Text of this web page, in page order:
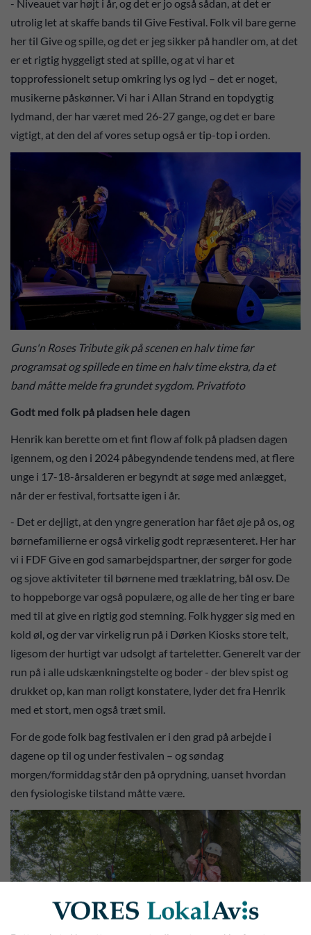
- Niveauet var højt i år, og det er jo også sådan, at det er
utrolig let at skaffe bands til Give Festival. Folk vil bare gerne
her til Give og spille, og det er jeg sikker på handler om, at det
er et rigtig hyggeligt sted at spille, og at vi har et
topprofessionelt setup omkring lys og lyd – det er noget,
musikerne påskønner. Vi har i Allan Strand en topdygtig
lydmand, der har været med 26-27 gange, og det er bare
vigtigt, at den del af vores setup også er tip-top i orden.
Guns'n Roses Tribute gik på scenen en halv time før
programsat og spillede en time en halv time ekstra, da et
band måtte melde fra grundet sygdom. Privatfoto
Godt med folk på pladsen hele dagen
Henrik kan berette om et fint flow af folk på pladsen dagen
igennem, og den i 2024 påbegyndende tendens med, at flere
unge i 17-18-årsalderen er begyndt at søge med anlægget,
når der er festival, fortsatte igen i år.
- Det er dejligt, at den yngre generation har fået øje på os, og
børnefamilierne er også virkelig godt repræsenteret. Her har
vi i FDF Give en god samarbejdspartner, der sørger for gode
og sjove aktiviteter til børnene med træklatring, bål osv. De
to hoppeborge var også populære, og alle de her ting er bare
med til at give en rigtig god stemning. Folk hygger sig med en
kold øl, og der var virkelig run på i Dørken Kiosks store telt,
ligesom der hurtigt var udsolgt af tarteletter. Generelt var der
run på i alle udskænkningstelte og boder - der blev spist og
drukket op, kan man roligt konstatere, lyder det fra Henrik
med et stort, men også træt smil.
For de gode folk bag festivalen er i den grad på arbejde i
dagene op til og under festivalen – og søndag
morgen/formiddag står den på oprydning, uanset hvordan
den fysiologiske tilstand måtte være.